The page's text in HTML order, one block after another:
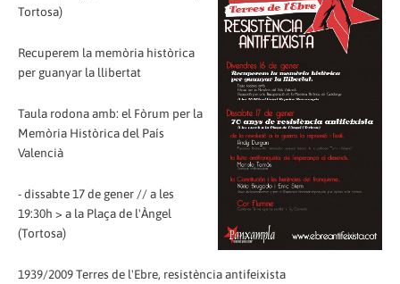
Tortosa)
Recuperem la memòria històrica
per guanyar la llibertat
Taula rodona amb: el Fòrum per la
Memòria Històrica del País
Valencià
- dissabte 17 de gener // a les
19:30h > a la Plaça de l'Àngel
(Tortosa)
1939/2009 Terres de l'Ebre, resistència antifeixista